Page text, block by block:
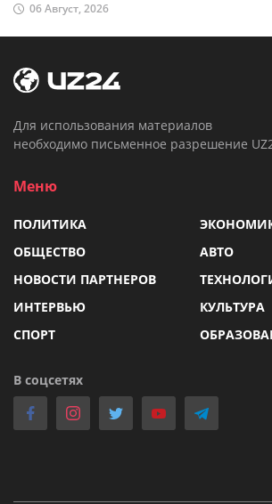
06 Август, 2026
Для использования материалов
необходимо письменное разрешение
Меню
ПОЛИТИКА
ОБЩЕСТВО
АВТО
НОВОСТИ ПАРТНЕРОВ
ИНТЕРВЬЮ
КУЛЬТУРА
СПОРТ
В соцсетях